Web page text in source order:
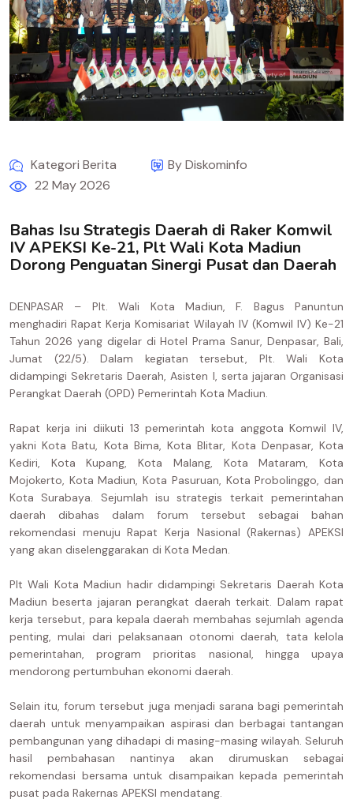
Kategori Berita
By Diskominfo
22 May 2026
Bahas Isu Strategis Daerah di Raker Komwil
IV APEKSI Ke-21, Plt Wali Kota Madiun
Dorong Penguatan Sinergi Pusat dan Daerah
DENPASAR – Plt. Wali Kota Madiun, F. Bagus Panuntun
menghadiri Rapat Kerja Komisariat Wilayah IV (Komwil IV) Ke-21
Tahun 2026 yang digelar di Hotel Prama Sanur, Denpasar, Bali,
Jumat (22/5). Dalam kegiatan tersebut, Plt. Wali Kota
didampingi Sekretaris Daerah, Asisten I, serta jajaran Organisasi
Perangkat Daerah (OPD) Pemerintah Kota Madiun.
Rapat kerja ini diikuti 13 pemerintah kota anggota Komwil IV,
yakni Kota Batu, Kota Bima, Kota Blitar, Kota Denpasar, Kota
Kediri, Kota Kupang, Kota Malang, Kota Mataram, Kota
Mojokerto, Kota Madiun, Kota Pasuruan, Kota Probolinggo, dan
Kota Surabaya. Sejumlah isu strategis terkait pemerintahan
daerah dibahas dalam forum tersebut sebagai bahan
rekomendasi menuju Rapat Kerja Nasional (Rakernas) APEKSI
yang akan diselenggarakan di Kota Medan.
Plt Wali Kota Madiun hadir didampingi Sekretaris Daerah Kota
Madiun beserta jajaran perangkat daerah terkait. Dalam rapat
kerja tersebut, para kepala daerah membahas sejumlah agenda
penting, mulai dari pelaksanaan otonomi daerah, tata kelola
pemerintahan, program prioritas nasional, hingga upaya
mendorong pertumbuhan ekonomi daerah.
Selain itu, forum tersebut juga menjadi sarana bagi pemerintah
daerah untuk menyampaikan aspirasi dan berbagai tantangan
pembangunan yang dihadapi di masing-masing wilayah. Seluruh
hasil pembahasan nantinya akan dirumuskan sebagai
rekomendasi bersama untuk disampaikan kepada pemerintah
pusat pada Rakernas APEKSI mendatang.